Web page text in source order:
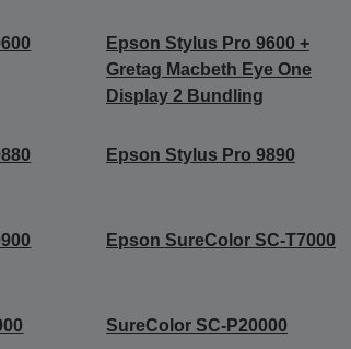
Epson Stylus Pro 9600 +
Gretag Macbeth Eye One
Display 2 Bundling
Epson Stylus Pro 9890
Epson SureColor SC-T7000
SureColor SC-P20000